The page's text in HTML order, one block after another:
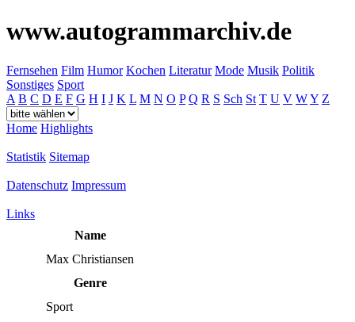
www.autogrammarchiv.de
Fernsehen Film Humor Kochen Literatur Mode Musik Politik
Sonstiges Sport
A B C D E F G H I J K L M N O P Q R S Sch St T U V WY Z
Home Highlights
Statistik Sitemap
Datenschutz Impressum
Links
Name
Max Christiansen
Genre
Sport